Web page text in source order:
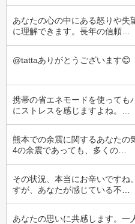
あなたの心の中にある怒りや失
に理解できます。長年の信頼…
@tattaありがとうございます😊
携帯の省エネモードを使っても
にストレスを感じますよね。…
熊本での余震に関するあなたの
4の余震であっても、多くの…
その状況、本当にお辛いですね
すが、あなたが感じている不…
あなたの思いに共感します。一